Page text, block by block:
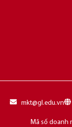
mkt@gl.edu.vn
Mã số doanh